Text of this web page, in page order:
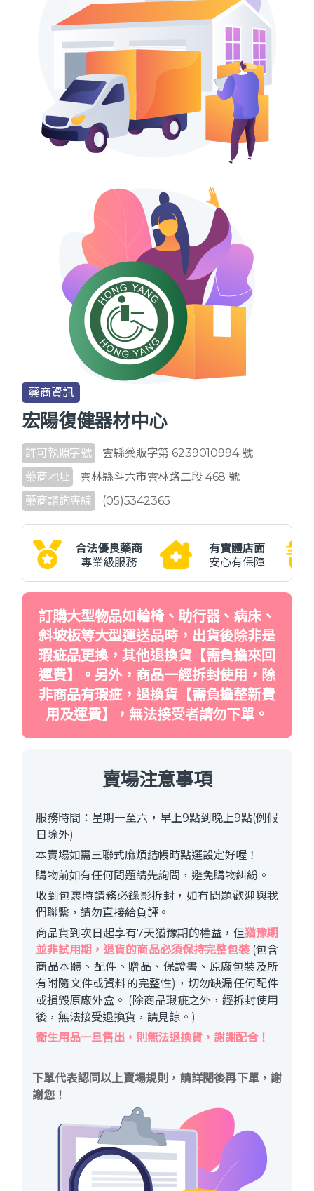
藥商資訊
宏陽復健器材中心
許可執照字號
雲縣藥販字第 6239010994 號
藥商地址
雲林縣斗六市雲林路二段 468 號
藥商諮詢專線
(05)5342365
合法優良藥商
專業級服務
有實體店面
安心有保障
訂購大型物品如輪椅、助行器、病床、
斜坡板等大型運送品時，出貨後除非是
瑕疵品更換，其他退換貨【需負擔來回
運費】。另外，商品一經拆封使用，除
非商品有瑕疵，退換貨【需負擔整新費
用及運費】，無法接受者請勿下單。
賣場注意事項
服務時間：星期一至六，早上9點到晚上9點(例假
日除外)
本賣場如需三聯式麻煩結帳時點選設定好喔！
購物前如有任何問題請先詢問，避免購物糾紛。
收到包裹時請務必錄影拆封，如有問題歡迎與我
們聯繫，請勿直接給負評。
商品貨到次日起享有7天猶豫期的權益，但猶豫期
並非試用期，退貨的商品必須保持完整包裝(包含
商品本體、配件、贈品、保證書、原廠包裝及所
有附隨文件或資料的完整性)，切勿缺漏任何配件
或損毀原廠外盒。 (除商品瑕疵之外，經拆封使用
後，無法接受退換貨，請見諒。)
衛生用品一旦售出，則無法退換貨，謝謝配合！
下單代表認同以上賣場規則，請詳閱後再下單，謝
謝您！